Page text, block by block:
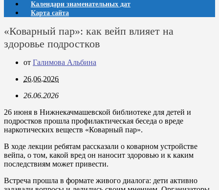
Календари знаменательных дат
Карта сайта
«Коварный пар»: как вейп влияет на
здоровье подростков
от Галимова Альбина
26.06.2026
26.06.2026
26 июня в Нижнекачмашевской библиотеке для детей и
подростков прошла профилактическая беседа о вреде
наркотических веществ «Коварный пар».
В ходе лекции ребятам рассказали о коварном устройстве
вейпа, о том, какой вред он наносит здоровью и к каким
последствиям может привести.
Встреча прошла в формате живого диалога: дети активно